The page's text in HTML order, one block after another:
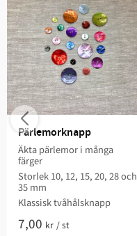
Pärlemorknapp
Äkta pärlemor i många
färger
Storlek 10, 12, 15, 20, 28 och
35 mm
Klassisk tvåhålsknapp
7,00 kr /st